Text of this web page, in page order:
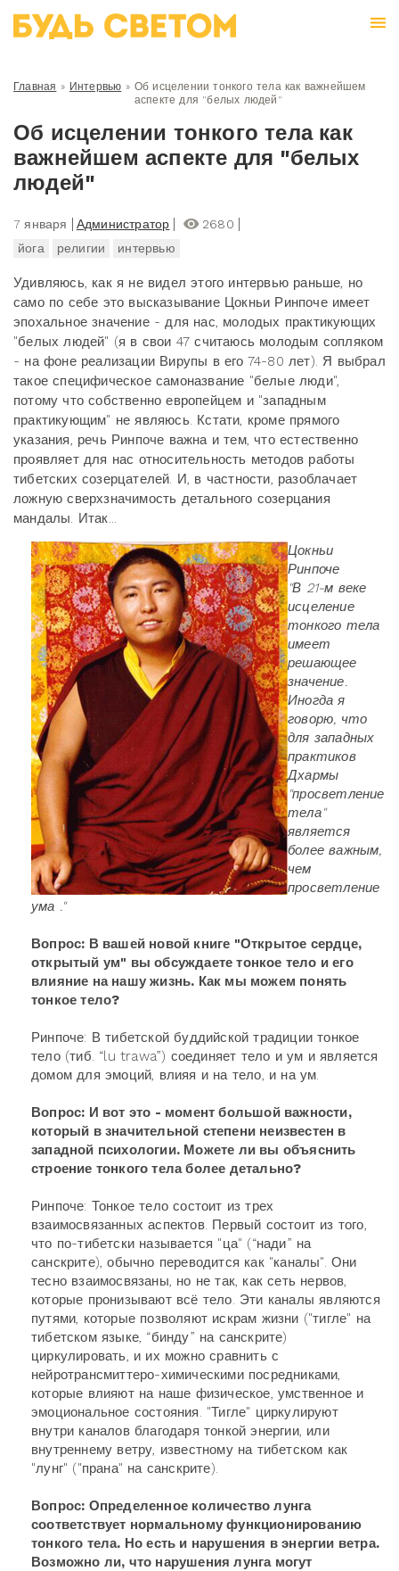
Главная » Интервью » Об исцелении тонкого тела как важнейшем
аспекте для "белых людей"
Об исцелении тонкого тела как
важнейшем аспекте для "белых
людей"
7 января Администратор
2680
йога
религии интервью
Удивляюсь, как я не видел этого интервью раньше, но
само по себе это высказывание Цокньи Ринпоче имеет
эпохальное значение - для нас, молодых практикующих
"белых людей" (я в свои 47 считаюсь молодым сопляком
- на фоне реализации Вирупы в его 74-80 лет). Я выбрал
такое специфическое самоназвание "белые люди",
потому что собственно европейцем и "западным
практикующим" не являюсь. Кстати, кроме прямого
указания, речь Ринпоче важна и тем, что естественно
проявляет для нас относительность методов работы
тибетских созерцателей. И, в частности, разоблачает
ложную сверхзначимость детального созерцания
мандалы. Итак...
Цокньи
Ринпоче
"В 21-м веке
исцеление
тонкого тела
имеет
решающее
значение.
Иногда я
говорю, что
для западных
практиков
Дхармы
"просветление
тела"
является
более важным,
чем
просветление
ума ."
Вопрос: В вашей новой книге "Открытое сердце,
открытый ум" вы обсуждаете тонкое тело и его
влияние на нашу жизнь. Как мы можем понять
тонкое тело?
Ринпоче: В тибетской буддийской традиции тонкое
тело (тиб. “lu trawa”) соединяет тело и ум и является
домом для эмоций, влияя и на тело, и на ум.
Вопрос: И вот это - момент большой важности,
который в значительной степени неизвестен в
западной психологии. Можете ли вы объяснить
строение тонкого тела более детально?
Ринпоче: Тонкое тело состоит из трех
взаимосвязанных аспектов. Первый состоит из того,
что по-тибетски называется "ца" (“нади” на
санскрите), обычно переводится как "каналы". Они
тесно взаимосвязаны, но не так, как сеть нервов,
которые пронизывают всё тело. Эти каналы являются
путями, которые позволяют искрам жизни ("тигле" на
тибетском языке, “бинду” на санскрите)
циркулировать, и их можно сравнить с
нейротрансмиттеро-химическими посредниками,
которые влияют на наше физическое, умственное и
эмоциональное состояния. "Тигле" циркулируют
внутри каналов благодаря тонкой энергии, или
внутреннему ветру, известному на тибетском как
"лунг" ("прана" на санскрите).
Вопрос: Определенное количество лунга
соответствует нормальному функционированию
тонкого тела. Но есть и нарушения в энергии ветра.
Возможно ли, что нарушения лунга могут